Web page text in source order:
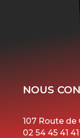
NOUS
107 Route de
02 54 45 41 41